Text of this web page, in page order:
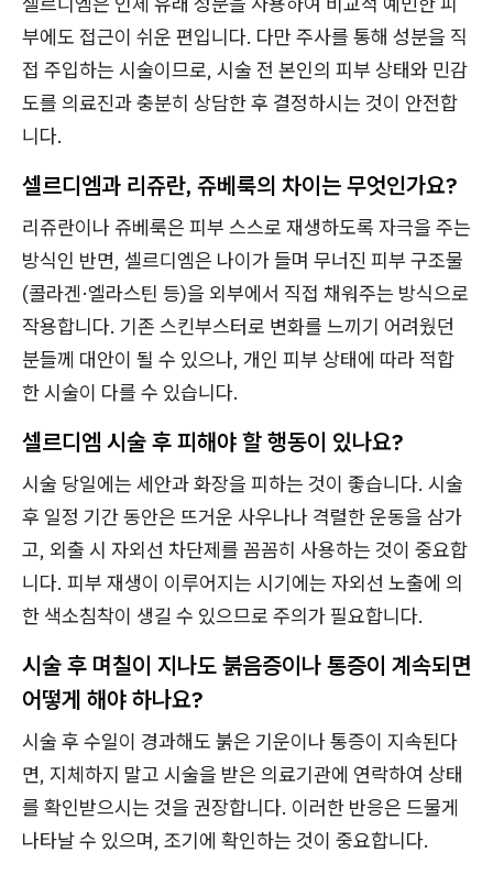
부에도 접근이 쉬운 편입니다. 다만 주사를 통해 성분을 직
접 주입하는 시술이므로, 시술 전 본인의 피부 상태와 민감
도를 의료진과 충분히 상담한 후 결정하시는 것이 안전합
니다.
셀르디엠과 리쥬란, 쥬베룩의 차이는 무엇인가요?
리쥬란이나 쥬베룩은 피부 스스로 재생하도록 자극을 주는
방식인 반면, 셀르디엠은 나이가 들며 무너진 피부 구조물
(콜라겐·엘라스틴 등)을 외부에서 직접 채워주는 방식으로
작용합니다. 기존 스킨부스터로 변화를 느끼기 어려웠던
분들께 대안이 될 수 있으나, 개인 피부 상태에 따라 적합
한 시술이 다를 수 있습니다.
셀르디엠 시술 후 피해야 할 행동이 있나요?
시술 당일에는 세안과 화장을 피하는 것이 좋습니다. 시술
후 일정 기간 동안은 뜨거운 사우나나 격렬한 운동을 삼가
고, 외출 시 자외선 차단제를 꼼꼼히 사용하는 것이 중요합
니다. 피부 재생이 이루어지는 시기에는 자외선 노출에 의
한 색소침착이 생길 수 있으므로 주의가 필요합니다.
시술 후 며칠이 지나도 붉음증이나 통증이 계속되면
어떻게 해야 하나요?
시술 후 수일이 경과해도 붉은 기운이나 통증이 지속된다
면, 지체하지 말고 시술을 받은 의료기관에 연락하여 상태
를 확인받으시는 것을 권장합니다. 이러한 반응은 드물게
나타날 수 있으며, 조기에 확인하는 것이 중요합니다.